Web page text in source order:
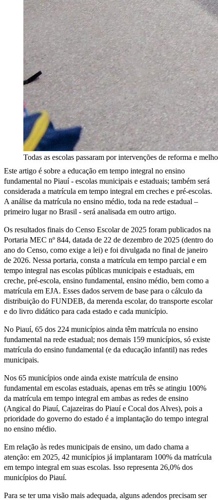
Todas as escolas passaram por intervenções de reforma e
Este artigo é sobre a educação em tempo integral no ensino
fundamental no Piauí - escolas municipais e estaduais; também será
considerada a matrícula em tempo integral em creches e pré-escolas.
A análise da matrícula no ensino médio, toda na rede estadual –
primeiro lugar no Brasil - será analisada em outro artigo.
Os resultados finais do Censo Escolar de 2025 foram publicados na
Portaria MEC nº 844, datada de 22 de dezembro de 2025 (dentro do
ano do Censo, como exige a lei) e foi divulgada no final de janeiro
de 2026. Nessa portaria, consta a matrícula em tempo parcial e em
tempo integral nas escolas públicas municipais e estaduais, em
creche, pré-escola, ensino fundamental, ensino médio, bem como a
matrícula em EJA. Esses dados servem de base para o cálculo da
distribuição do FUNDEB, da merenda escolar, do transporte escolar
e do livro didático para cada estado e cada município.
No Piauí, 65 dos 224 municípios ainda têm matrícula no ensino
fundamental na rede estadual; nos demais 159 municípios, só existe
matrícula do ensino fundamental (e da educação infantil) nas redes
municipais.
Nos 65 municípios onde ainda existe matrícula de ensino
fundamental em escolas estaduais, apenas em três se atingiu 100%
da matrícula em tempo integral em ambas as redes de ensino
(Angical do Piauí, Cajazeiras do Piauí e Cocal dos Alves), pois a
prioridade do governo do estado é a implantação do tempo integral
no ensino médio.
Em relação às redes municipais de ensino, um dado chama a
atenção: em 2025, 42 municípios já implantaram 100% da matrícula
em tempo integral em suas escolas. Isso representa 26,0% dos
municípios do Piauí.
Para se ter uma visão mais adequada, alguns adendos precisam ser